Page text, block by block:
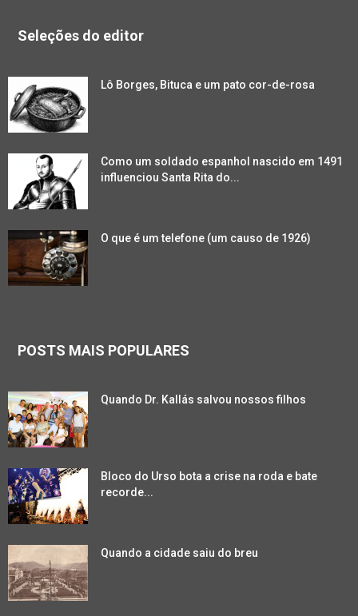
Seleções do editor
Lô Borges, Bituca e um pato cor-de-rosa
Como um soldado espanhol nascido em 1491
influenciou Santa Rita do...
O que é um telefone (um causo de 1926)
POSTS MAIS POPULARES
Quando Dr. Kallás salvou nossos filhos
Bloco do Urso bota a crise na roda e bate
recorde...
Quando a cidade saiu do breu